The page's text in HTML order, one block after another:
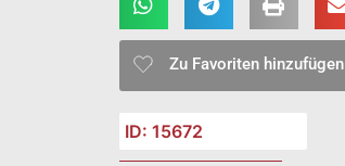
Zu Favoriten hinzufügen
ID: 15672